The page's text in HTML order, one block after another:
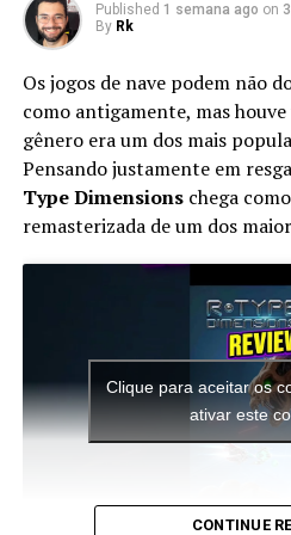
JOGO do FILHO do SONIC |
Apesar do foco na
continua presente. Você pode
participar das missões ou
jogadores para completar
conquistar recompensas
mais a longevidade da
O mais interessante é que
sensação é de que a
Published 1 semana ago on
By Rk
Os jogos de nave podem não
como antigamente, mas houve
gênero era um dos mais
Pensando justamente em
Type Dimensionschega
remasterizada de um dos
Clique para aceitar os
ativar este
CONTINUE